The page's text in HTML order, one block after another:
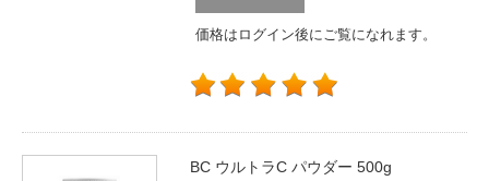
価格はログイン後にご覧になれます。
BC ウルトラC パウダー 500g